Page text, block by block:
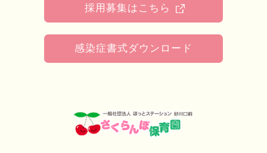
採用募集はこちら
感染症書式ダウンロード